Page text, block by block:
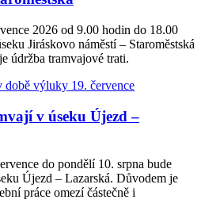
2026 od 9.00 hodin do 18.00
Jiráskovo náměstí – Staroměstská
údržba tramvajové trati.
v úseku Újezd –
do pondělí 10. srpna bude
Újezd – Lazarská. Důvodem je
práce omezí částečně i